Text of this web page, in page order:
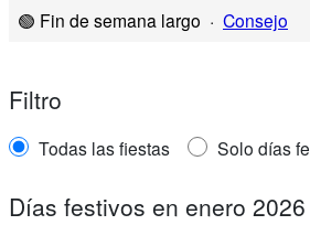
🟢 Fin de semana largo · Consejo
Filtro
Todas las fiestas Solo días
Días festivos en enero 2026